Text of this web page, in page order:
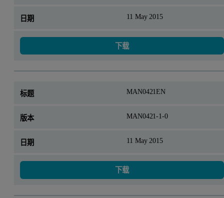
11 May 2015
下载
MAN0421EN
MAN0421-1-0
11 May 2015
下载